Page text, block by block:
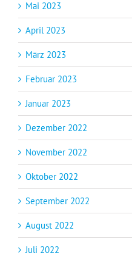
Mai 2023
April 2023
März 2023
Februar 2023
Januar 2023
Dezember 2022
November 2022
Oktober 2022
September 2022
August 2022
Juli 2022